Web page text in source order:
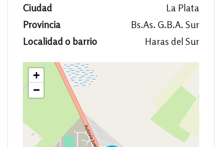
Ciudad
La Plata
Provincia
Bs.As. G.B.A. Sur
Localidad o barrio
Haras del Sur
+
−